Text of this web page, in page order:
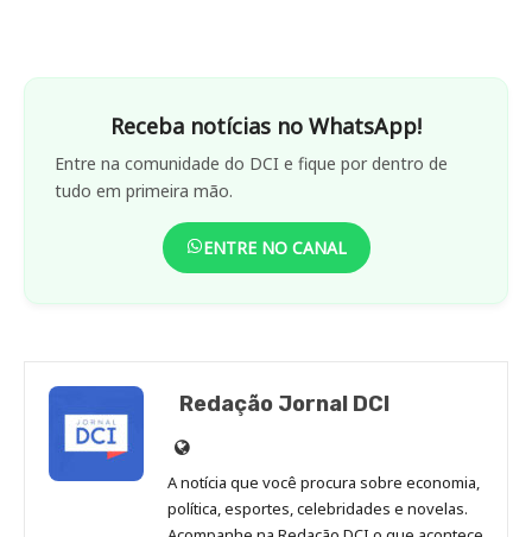
Receba notícias no WhatsApp!
Entre na comunidade do DCI e fique por dentro de
tudo em primeira mão.
ENTRE NO CANAL
Redação Jornal DCI
Site
de
Redação
A notícia que você procura sobre economia,
política, esportes, celebridades e novelas.